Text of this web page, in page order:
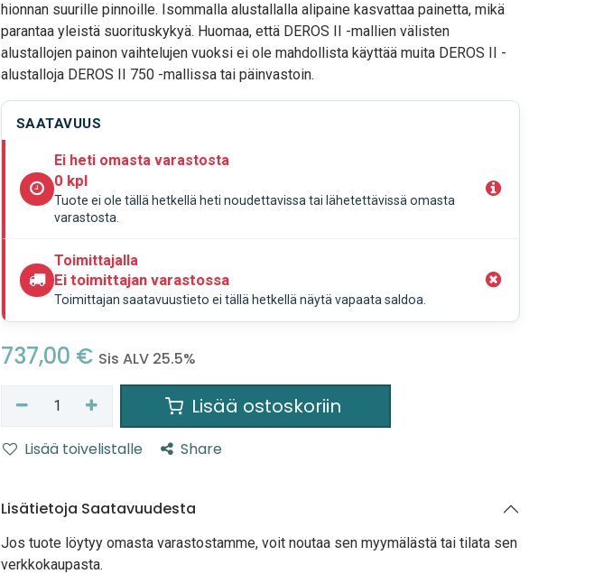
hionnan suurille pinnoille. Isommalla alustallalla alipaine kasvattaa painetta, mikä
parantaa yleistä suorituskykyä. Huomaa, että DEROS II -mallien välisten
alustallojen painon vaihtelujen vuoksi ei ole mahdollista käyttää muita DEROS II -
alustalloja DEROS II 750 -mallissa tai päinvastoin.
SAATAVUUS
Ei heti omasta varastosta
0 kpl
Tuote ei ole tällä hetkellä heti noudettavissa tai lähetettävissä omasta
varastosta.
Toimittajalla
Ei toimittajan varastossa
Toimittajan saatavuustieto ei tällä hetkellä näytä vapaata saldoa.
737,00 € Sis ALV 25.5%
Lisää ostoskoriin
Lisää toivelistalle Share
Lisätietoja Saatavuudesta
Jos tuote löytyy omasta varastostamme, voit noutaa sen myymälästä tai tilata sen
verkkokaupasta.